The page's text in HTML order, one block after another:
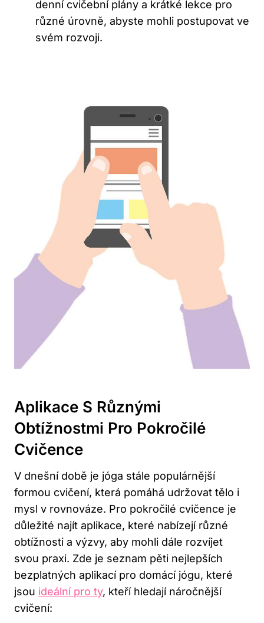
denní cvičební plány a krátké lekce pro
různé úrovně, abyste mohli postupovat ve
svém rozvoji.
Aplikace S Různými
Obtížnostmi Pro Pokročilé
Cvičence
V dnešní době je jóga stále populárnější
formou cvičení, která pomáhá udržovat tělo i
mysl v rovnováze. Pro pokročilé cvičence je
důležité najít aplikace, které nabízejí různé
obtížnosti a výzvy, aby mohli dále rozvíjet
svou praxi. Zde je seznam pěti nejlepších
bezplatných aplikací pro domácí jógu, které
jsou ideální pro ty, kteří hledají náročnější
cvičení: